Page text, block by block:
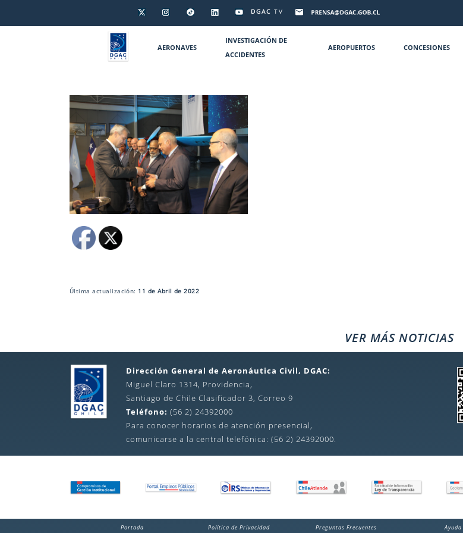
DGAC TV
AERONAVES
INVESTIGACIÓN DE
ACCIDENTES
AEROPUERTOS CONCESIONES
Última actualización: 11 de Abril de 2022
VER MÁS NOTICIAS
Dirección General de Aeronáutica Civil, DGAC:
Miguel Claro 1314, Providencia,
Santiago de Chile Clasificador 3, Correo 9
Teléfono: (56 2) 24392000
Para conocer horarios de atención presencial,
comunicarse a la central telefónica: (56 2) 24392000.
Portada Política de Privacidad Preguntas Frecuentes Ayuda